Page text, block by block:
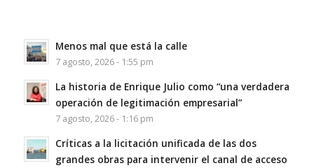
Menos mal que está la calle
7 agosto, 2026 - 1:55 pm
La historia de Enrique Julio como “una verdadera
operación de legitimación empresarial”
7 agosto, 2026 - 1:16 pm
Críticas a la licitación unificada de las dos
grandes obras para intervenir el canal de acceso